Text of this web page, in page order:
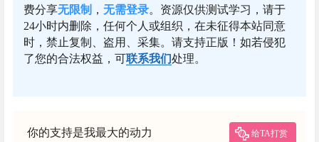
费分享无限制 ， 无需登录。资源仅供测试学习，请于
24小时内删除，任何个人或组织，在未征得本站同意
时，禁止复制、盗用、采集。请支持正版！如若侵犯
了您的合法权益，可联系我们处理。
你的支持是我最大的动力 给TA打赏